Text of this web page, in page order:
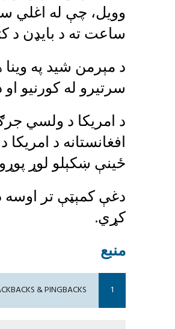
وویل، چې له اغلي
ساعت ته د بايډن د
د مېرمن شيد په
سرتيرو له کورنيو
د امریکا د ولسي
افغانستانه د
ځینې ښکېلو لوړ
دغې کمېټې تر اوسه
کړي.
منبع
1
& PINGBACKS